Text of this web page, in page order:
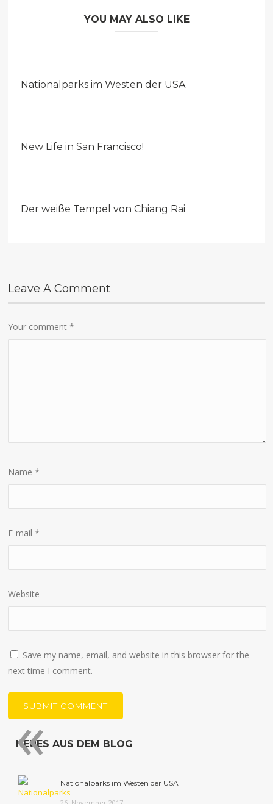
YOU MAY ALSO LIKE
Nationalparks im Westen der USA
New Life in San Francisco!
Der weiße Tempel von Chiang Rai
Leave A Comment
Your comment*
Name*
E-mail*
Website
Save my name, email, and website in this browser for the
next time I comment.
NEUES AUS DEM BLOG
Nationalparks im Westen der USA
«